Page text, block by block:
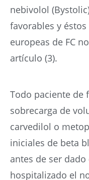
nebivolol
favorables y
europeas de FC
artículo (3).
Todo paciente de
sobrecarga de
carvedilol o
iniciales de beta
antes de ser
hospitalizado el